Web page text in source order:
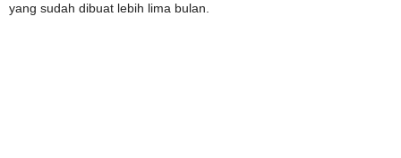
yang sudah dibuat lebih lima bulan.